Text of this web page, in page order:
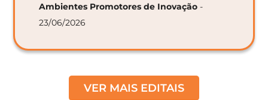
Ambientes Promotores de Inovação -
23/06/2026
VER MAIS EDITAIS